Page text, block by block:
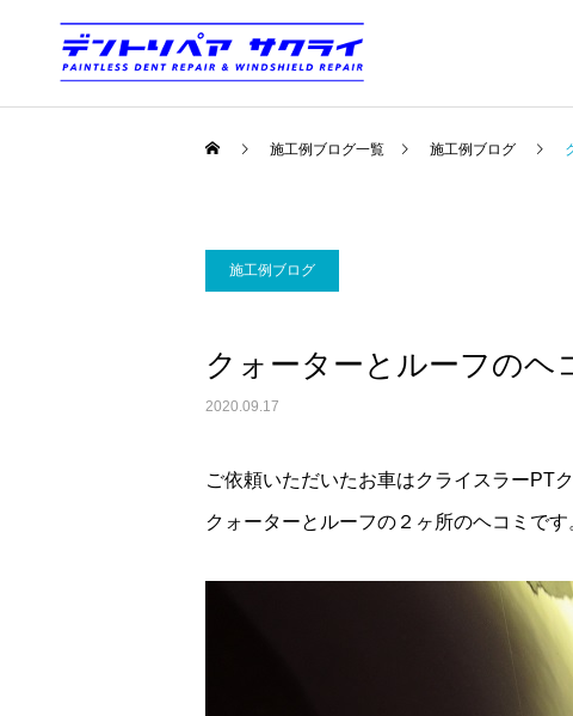
施工例ブログ一覧 施工例ブログ
施工例ブログ
クォーターとルーフのヘ
2020.09.17
ご依頼いただいたお車はクライスラーPT
クォーターとルーフの２ヶ所のヘコミです